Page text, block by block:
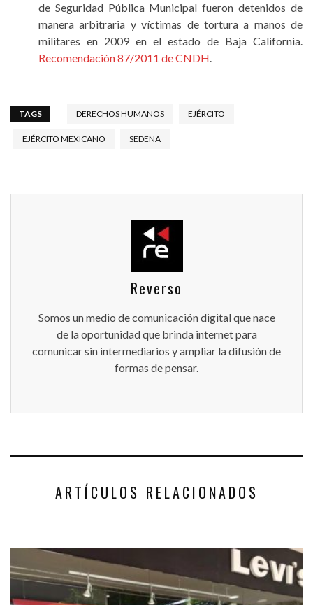
de Seguridad Pública Municipal fueron detenidos de
manera arbitraria y víctimas de tortura a manos de
militares en 2009 en el estado de Baja California.
Recomendación 87/2011 de CNDH.
TAGS DERECHOS HUMANOS EJÉRCITO
EJÉRCITO MEXICANO SEDENA
Reverso
Somos un medio de comunicación digital que nace
de la oportunidad que brinda internet para
comunicar sin intermediarios y ampliar la difusión de
formas de pensar.
ARTÍCULOS RELACIONADOS